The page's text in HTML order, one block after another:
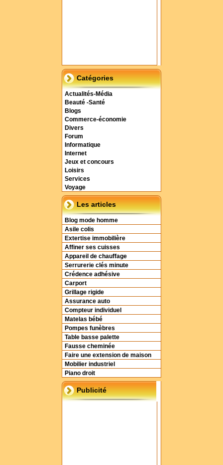
Catégories
Actualités-Média
Beauté -Santé
Blogs
Commerce-économie
Divers
Forum
Informatique
Internet
Jeux et concours
Loisirs
Services
Voyage
Les articles
Blog mode homme
Asile colis
Extertise immobilière
Affiner ses cuisses
Appareil de chauffage
Serrurerie clés minute
Crédence adhésive
Carport
Grillage rigide
Assurance auto
Compteur individuel
Matelas bébé
Pompes funèbres
Table basse palette
Fausse cheminée
Faire une extension de maison
Mobilier industriel
Piano droit
Publicité